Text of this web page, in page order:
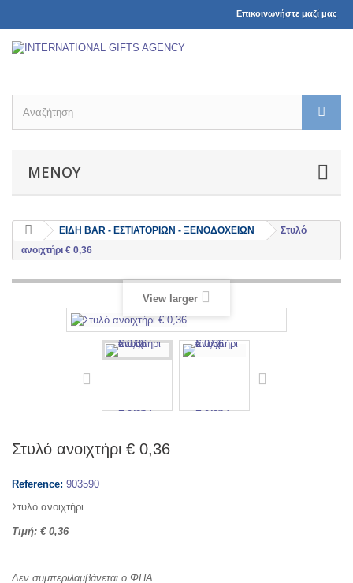
Επικοινωνήστε μαζί μας
ΜΕΝΟΎ
ΕΙΔΗ BAR - ΕΣΤΙΑΤΟΡΙΩΝ - ΞΕΝΟΔΟΧΕΙΩΝ
Στυλό
ανοιχτήρι € 0,36
View larger
Στυλό ανοιχτήρι € 0,36
Reference: 903590
Στυλό ανοιχτήρι
Τιμή: € 0,36
Δεν συμπεριλαμβάνεται ο ΦΠΑ